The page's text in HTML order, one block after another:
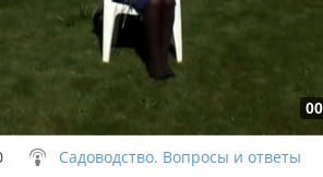
Садоводство. Вопросы и ответы